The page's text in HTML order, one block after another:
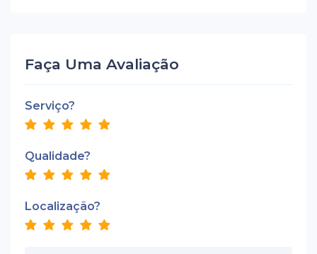
Faça Uma Avaliação
Serviço?
Qualidade?
Localização?